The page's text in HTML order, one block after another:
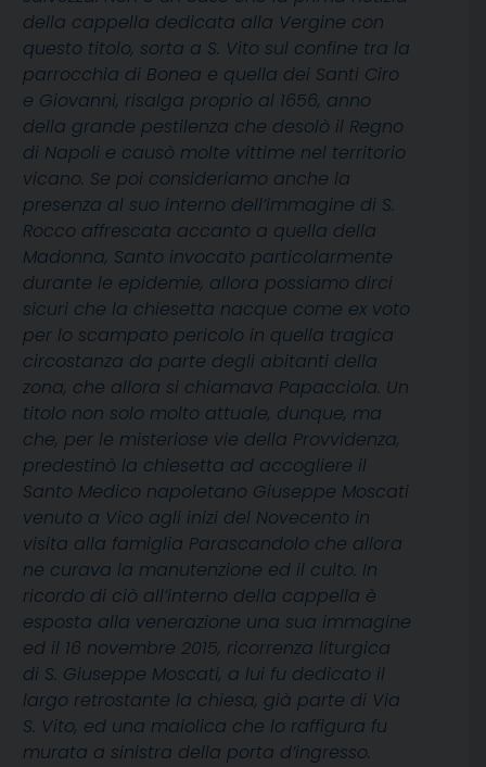
della cappella dedicata alla Vergine con
questo titolo, sorta a S. Vito sul confine tra la
parrocchia di Bonea e quella dei Santi Ciro
e Giovanni, risalga proprio al 1656, anno
della grande pestilenza che desolò il Regno
di Napoli e causò molte vittime nel territorio
vicano. Se poi consideriamo anche la
presenza al suo interno dell’immagine di S.
Rocco affrescata accanto a quella della
Madonna, Santo invocato particolarmente
durante le epidemie, allora possiamo dirci
sicuri che la chiesetta nacque come ex voto
per lo scampato pericolo in quella tragica
circostanza da parte degli abitanti della
zona, che allora si chiamava Papacciola. Un
titolo non solo molto attuale, dunque, ma
che, per le misteriose vie della Provvidenza,
predestinò la chiesetta ad accogliere il
Santo Medico napoletano Giuseppe Moscati
venuto a Vico agli inizi del Novecento in
visita alla famiglia Parascandolo che allora
ne curava la manutenzione ed il culto. In
ricordo di ciò all’interno della cappella è
esposta alla venerazione una sua immagine
ed il 16 novembre 2015, ricorrenza liturgica
di S. Giuseppe Moscati, a lui fu dedicato il
largo retrostante la chiesa, già parte di Via
S. Vito, ed una maiolica che lo raffigura fu
murata a sinistra della porta d’ingresso.